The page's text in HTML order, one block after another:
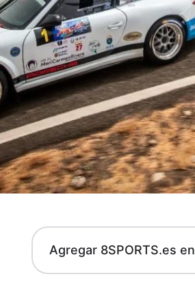
Agregar 8SPORTS.es en